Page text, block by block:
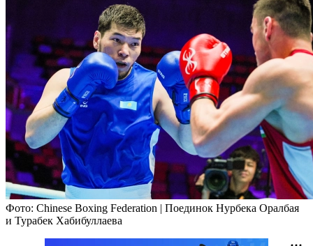
Фото: Chinese Boxing Federation | Поединок Нурбека Оралбая
и Турабек Хабибуллаева